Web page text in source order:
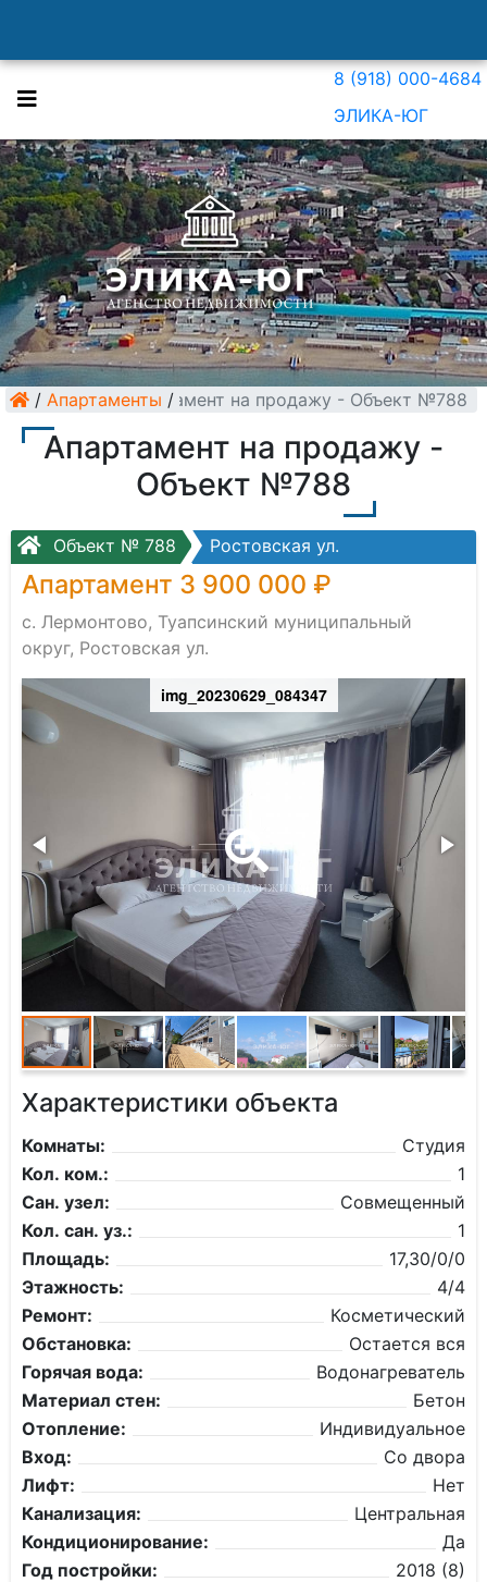
8 (918) 000-4684
ЭЛИКА-ЮГ
/ Апартаменты /
Апартамент на продажу - Объект №788
Апартамент на продажу -
Объект №788
Объект № 788 Ростовская ул.
Апартамент 3 900 000 ₽
с. Лермонтово, Туапсинский муниципальный
округ, Ростовская ул.
img_20230629_084347
Характеристики объекта
Комнаты:
Студия
Кол. ком.:
1
Сан. узел:
Совмещенный
Кол. сан. уз.:
1
Площадь:
17,30/0/0
Этажность:
4/4
Ремонт:
Косметический
Обстановка:
Остается вся
Горячая вода:
Водонагреватель
Материал стен:
Бетон
Отопление:
Индивидуальное
Вход:
Со двора
Лифт:
Нет
Канализация:
Центральная
Кондиционирование:
Да
Год постройки:
2018 (8)